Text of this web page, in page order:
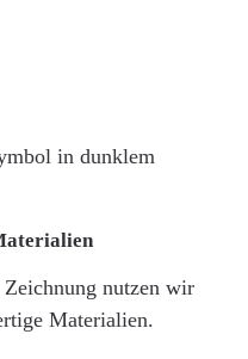
nutzen wir
Materialien.